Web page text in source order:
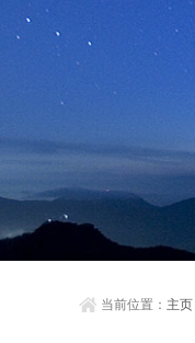
当前位置： 主页